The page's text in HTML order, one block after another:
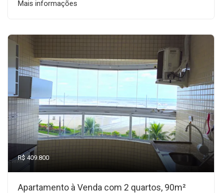
Mais informações
R$ 409.800
Apartamento à Venda com 2 quartos, 90m²